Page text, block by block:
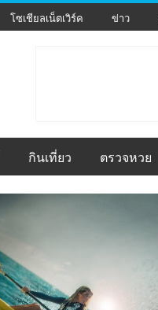
โซเชียลเน็ตเวิร์ค ข่าว
กินเที่ยว ตรวจหวย